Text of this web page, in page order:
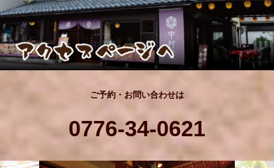
ご予約・お問い合わせは
0776-34-0621